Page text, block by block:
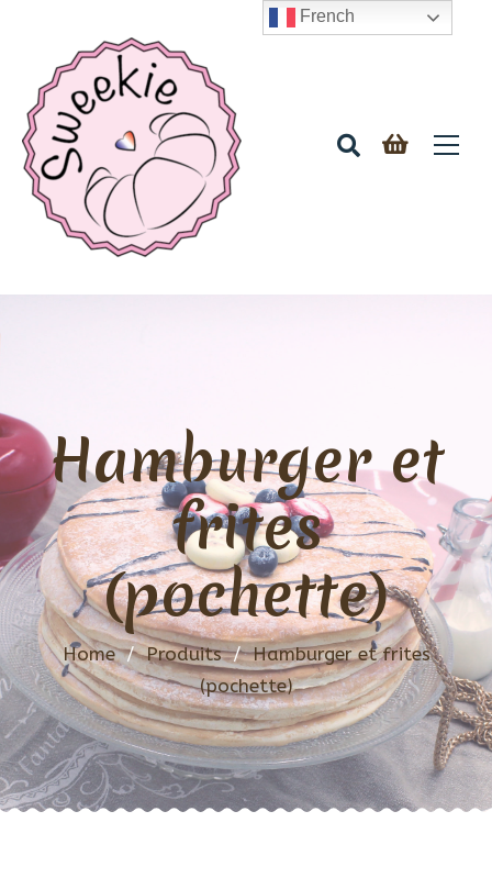
Hamburger et
frites
(pochette)
Home / Produits / Hamburger et frites
(pochette)
French